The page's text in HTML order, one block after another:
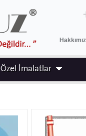
Özel İmalatlar